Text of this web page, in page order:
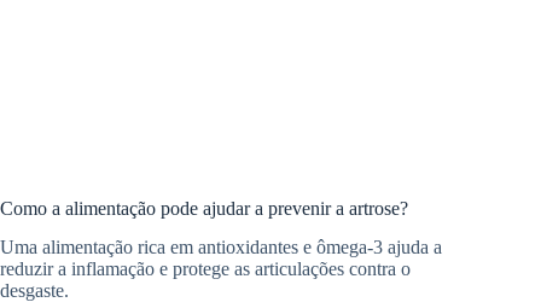
Como a alimentação pode ajudar a prevenir a artrose?
Uma alimentação rica em antioxidantes e ômega-3 ajuda a
reduzir a inflamação e protege as articulações contra o
desgaste.